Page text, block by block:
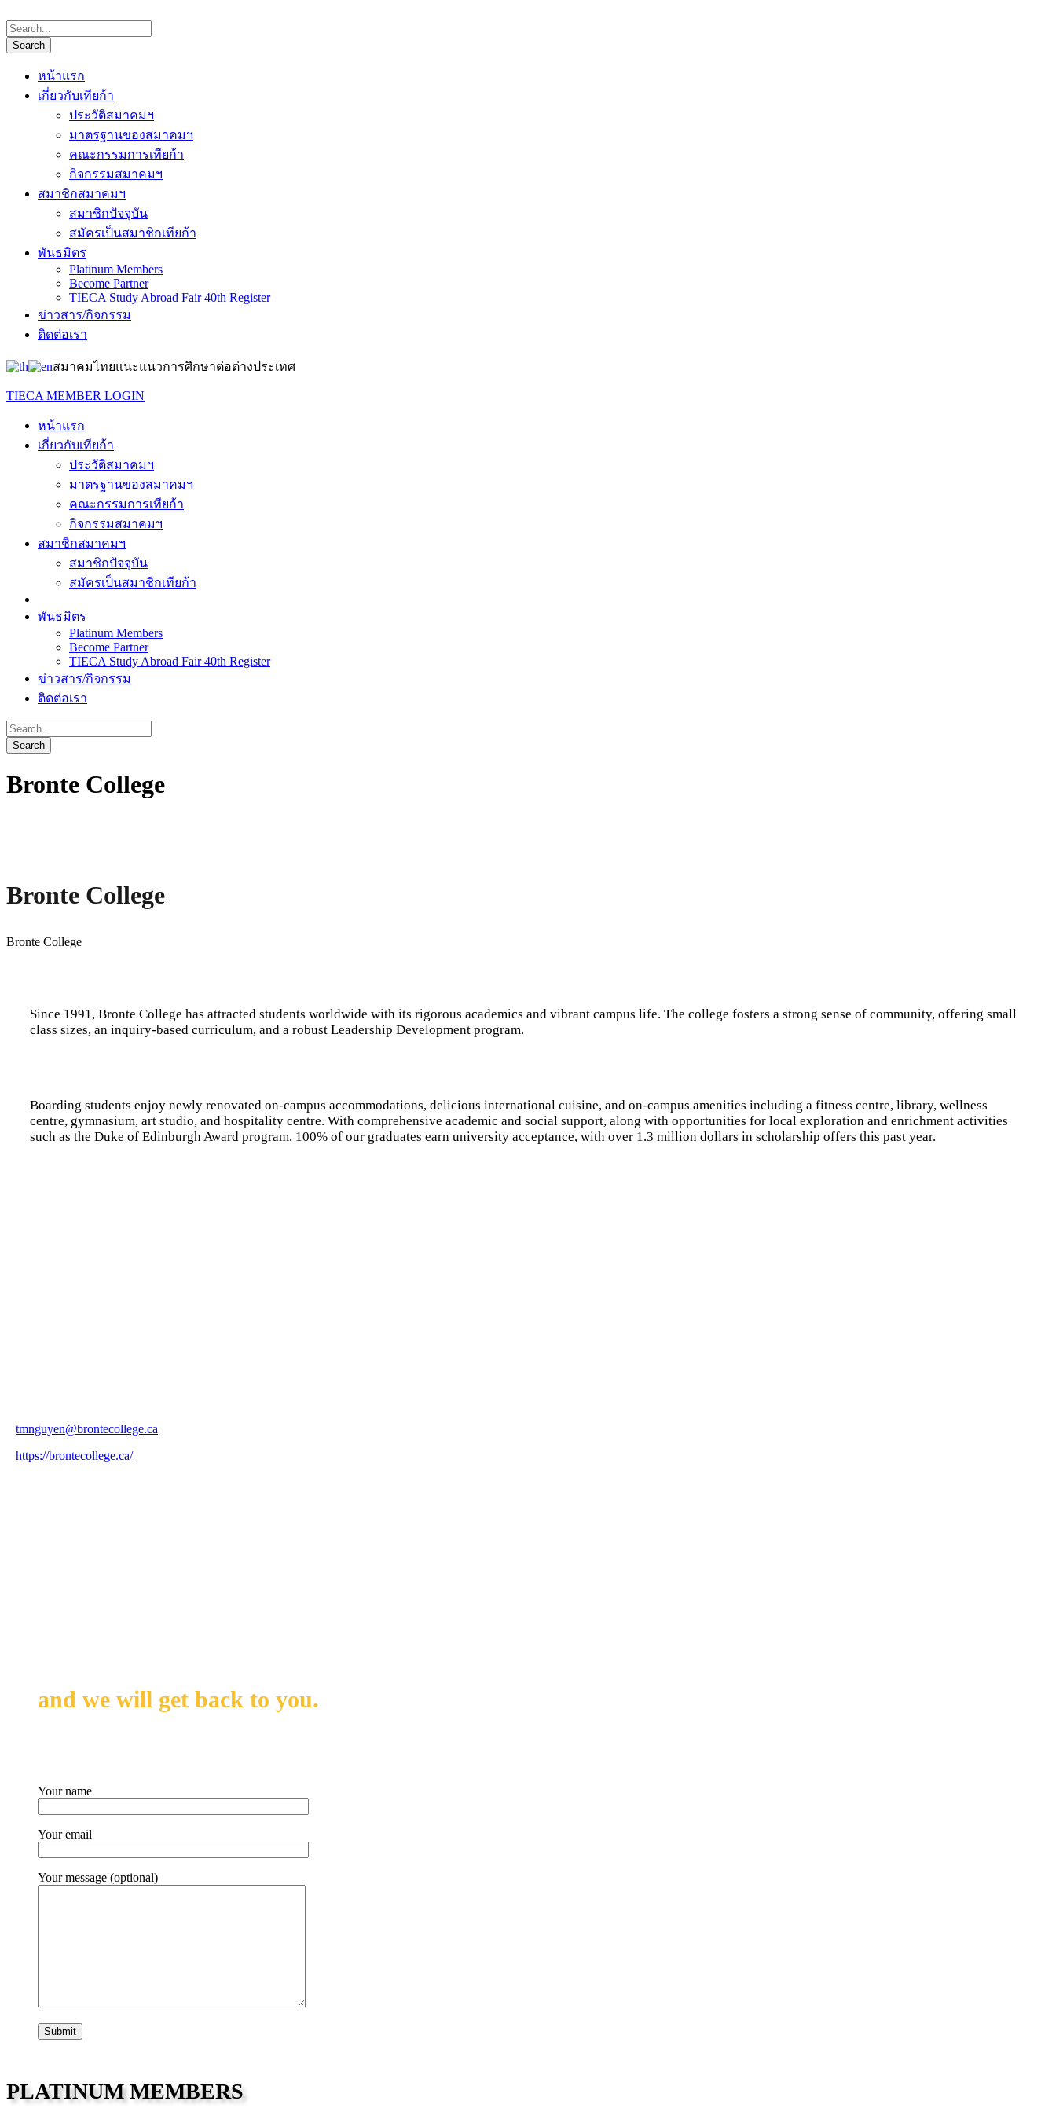
หน้าแรก
เกี่ยวกับเทียก้า
ประวัติสมาคมฯ
มาตรฐานของสมาคมฯ
คณะกรรมการเทียก้า
กิจกรรมสมาคมฯ
สมาชิกสมาคมฯ
สมาชิกปัจจุบัน
สมัครเป็นสมาชิกเทียก้า
พันธมิตร
Platinum Members
Become Partner
TIECA Study Abroad Fair 40th Register
ข่าวสาร/กิจกรรม
ติดต่อเรา
สมาคมไทยแนะแนวการศึกษาต่อต่างประเทศ
TIECA MEMBER LOGIN
หน้าแรก
เกี่ยวกับเทียก้า
ประวัติสมาคมฯ
มาตรฐานของสมาคมฯ
คณะกรรมการเทียก้า
กิจกรรมสมาคมฯ
สมาชิกสมาคมฯ
สมาชิกปัจจุบัน
สมัครเป็นสมาชิกเทียก้า
พันธมิตร
Platinum Members
Become Partner
TIECA Study Abroad Fair 40th Register
ข่าวสาร/กิจกรรม
ติดต่อเรา
Bronte College
Bronte College
Bronte College
Since 1991, Bronte College has attracted students worldwide with its rigorous academics and vibrant campus life. The college fosters a strong sense of community, offering small
class sizes, an inquiry-based curriculum, and a robust Leadership Development program.
Boarding students enjoy newly renovated on-campus accommodations, delicious international cuisine, and on-campus amenities including a fitness centre, library, wellness
centre, gymnasium, art studio, and hospitality centre. With comprehensive academic and social support, along with opportunities for local exploration and enrichment activities
such as the Duke of Edinburgh Award program, 100% of our graduates earn university acceptance, with over 1.3 million dollars in scholarship offers this past year.
tmnguyen@brontecollege.ca
https://brontecollege.ca/
and we will get back to you.
Your name
Your email
Your message (optional)
PLATINUM MEMBERS